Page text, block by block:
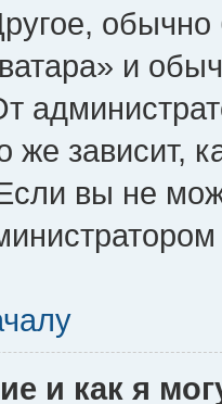
и
же зависит,
вы не
и как я